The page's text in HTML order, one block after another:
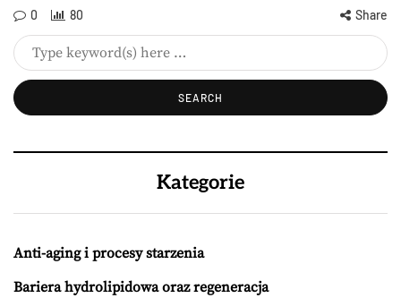
0 80 Share
Kategorie
Anti-aging i procesy starzenia
Bariera hydrolipidowa oraz regeneracja